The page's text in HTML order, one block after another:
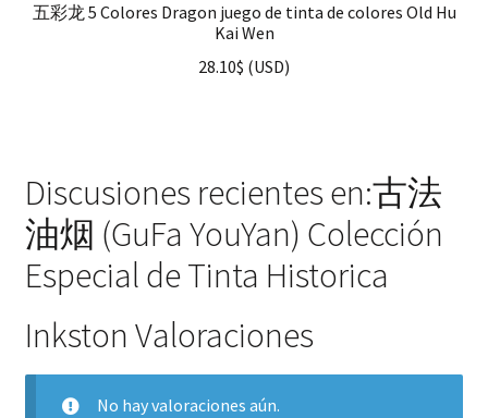
五彩龙 5 Colores Dragon juego de tinta de colores Old Hu
Kai Wen
28.10$ (USD)
Discusiones recientes en:古法
油烟 (GuFa YouYan) Colección
Especial de Tinta Historica
Inkston Valoraciones
No hay valoraciones aún.